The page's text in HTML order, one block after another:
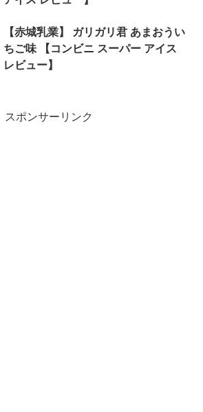
【赤城乳業】 ガリガリ君 あまおうい
ちご味 【コンビニ スーパー アイス
レビュー】
スポンサーリンク